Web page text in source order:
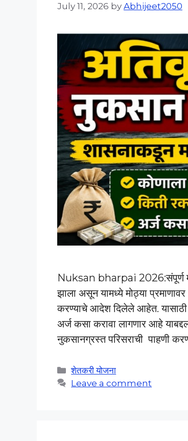
July 11, 2026 by Abhijeet2050
Nuksan bharpai 2026:संपूर्ण
झाला असून यामध्ये मोठ्या
करण्याचे आदेश दिलेले आहेत.
अर्ज कसा करावा लागणार आहे
नुकसानग्रस्त परिसराची पाहणी
Categories
शेतकरी योजना
Leave a comment